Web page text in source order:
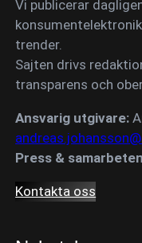
Vi publicerar
trender.
Sajten drivs
transparens och
Ansvarig utgivare:
Press &
Kontakta oss